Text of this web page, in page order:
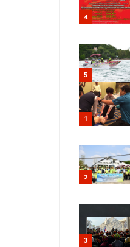
4
5
1
2
3